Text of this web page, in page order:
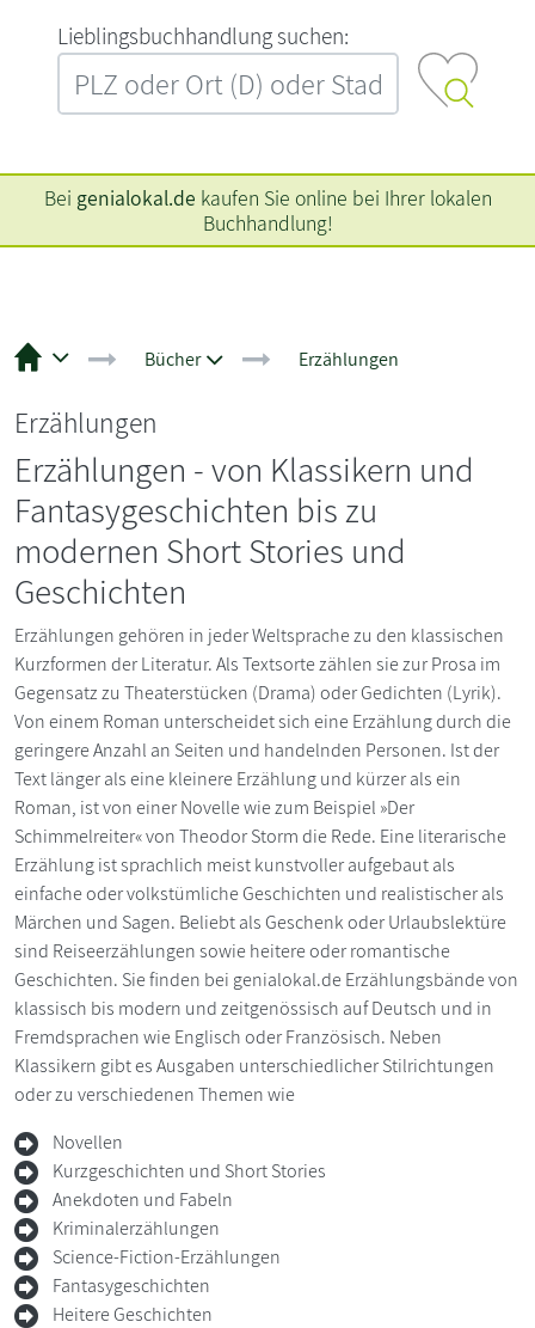
L‍i‍e‍b‍l‍i‍n‍g‍s‍b‍u‍c‍h‍h‍a‍n‍d‍l‍u‍n‍g‍ ‍s‍u‍c‍h‍e‍n‍:‍
Bei genialokal.de kaufen Sie online bei Ihrer lokalen
Buchhandlung!
Bücher Erzählungen
Erzählungen
Erzählungen - von Klassikern und
Fantasygeschichten bis zu
modernen Short Stories und
Geschichten
Erzählungen gehören in jeder Weltsprache zu den klassischen
Kurzformen der Literatur. Als Textsorte zählen sie zur Prosa im
Gegensatz zu Theaterstücken (Drama) oder Gedichten (Lyrik).
Von einem Roman unterscheidet sich eine Erzählung durch die
geringere Anzahl an Seiten und handelnden Personen. Ist der
Text länger als eine kleinere Erzählung und kürzer als ein
Roman, ist von einer Novelle wie zum Beispiel »Der
Schimmelreiter« von Theodor Storm die Rede. Eine literarische
Erzählung ist sprachlich meist kunstvoller aufgebaut als
einfache oder volkstümliche Geschichten und realistischer als
Märchen und Sagen. Beliebt als Geschenk oder Urlaubslektüre
sind Reiseerzählungen sowie heitere oder romantische
Geschichten. Sie finden bei genialokal.de Erzählungsbände von
klassisch bis modern und zeitgenössisch auf Deutsch und in
Fremdsprachen wie Englisch oder Französisch. Neben
Klassikern gibt es Ausgaben unterschiedlicher Stilrichtungen
oder zu verschiedenen Themen wie
Novellen
Kurzgeschichten und Short Stories
Anekdoten und Fabeln
Kriminalerzählungen
Science-Fiction-Erzählungen
Fantasygeschichten
Heitere Geschichten